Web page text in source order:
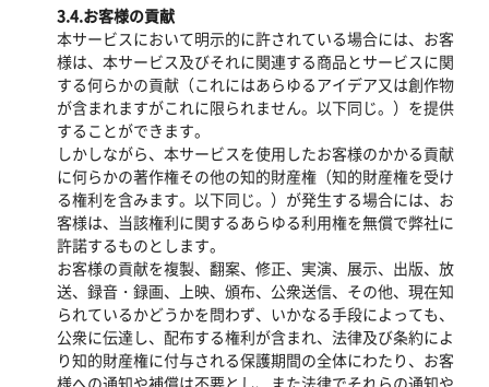
3.4.お客様の貢献
本サービスにおいて明示的に許されている場合には、お客
様は、本サービス及びそれに関連する商品とサービスに関
する何らかの貢献（これにはあらゆるアイデア又は創作物
が含まれますがこれに限られません。以下同じ。）を提供
することができます。
しかしながら、本サービスを使用したお客様のかかる貢献
に何らかの著作権その他の知的財産権（知的財産権を受け
る権利を含みます。以下同じ。）が発生する場合には、お
客様は、当該権利に関するあらゆる利用権を無償で弊社に
許諾するものとします。
お客様の貢献を複製、翻案、修正、実演、展示、出版、放
送、録音・録画、上映、頒布、公衆送信、その他、現在知
られているかどうかを問わず、いかなる手段によっても、
公衆に伝達し、配布する権利が含まれ、法律及び条約によ
り知的財産権に付与される保護期間の全体にわたり、お客
様への通知や補償は不要とし、また法律でそれらの通知や